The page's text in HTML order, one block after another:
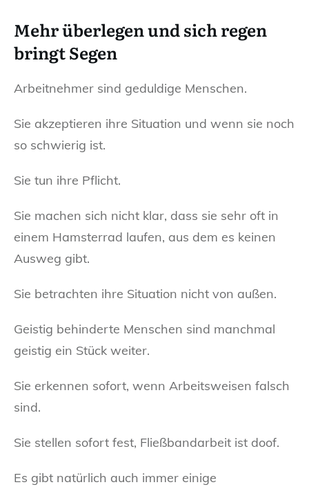
Mehr überlegen und sich regen
bringt Segen
Arbeitnehmer sind geduldige Menschen.
Sie akzeptieren ihre Situation und wenn sie noch
so schwierig ist.
Sie tun ihre Pflicht.
Sie machen sich nicht klar, dass sie sehr oft in
einem Hamsterrad laufen, aus dem es keinen
Ausweg gibt.
Sie betrachten ihre Situation nicht von außen.
Geistig behinderte Menschen sind manchmal
geistig ein Stück weiter.
Sie erkennen sofort, wenn Arbeitsweisen falsch
sind.
Sie stellen sofort fest, Fließbandarbeit ist doof.
Es gibt natürlich auch immer einige